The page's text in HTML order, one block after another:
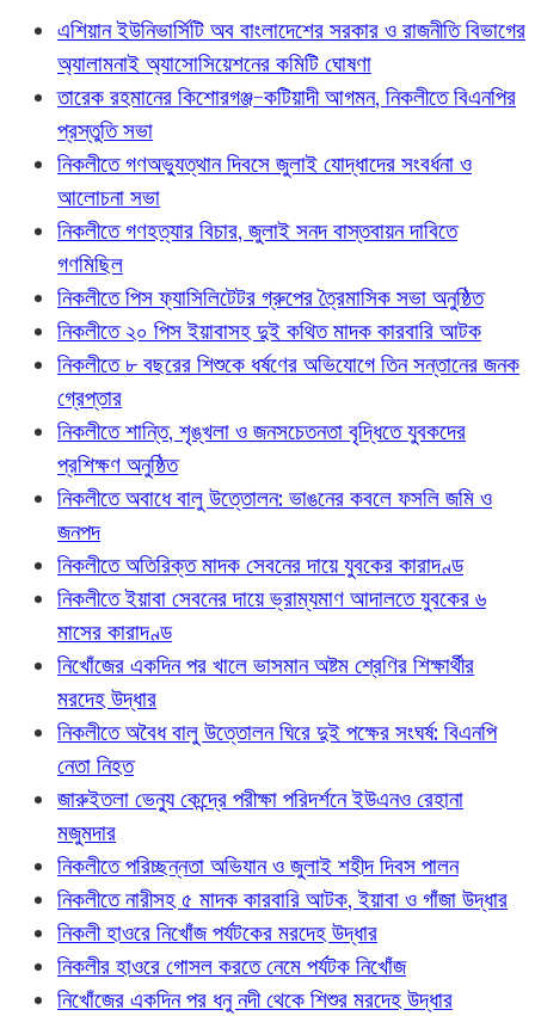
এশিয়ান ইউনিভার্সিটি অব বাংলাদেশের সরকার ও রাজনীতি বিভাগের
অ্যালামনাই অ্যাসোসিয়েশনের কমিটি ঘোষণা
তারেক রহমানের কিশোরগঞ্জ-কটিয়াদী আগমন, নিকলীতে বিএনপির
প্রস্তুতি সভা
নিকলীতে গণঅভ্যুত্থান দিবসে জুলাই যোদ্ধাদের সংবর্ধনা ও
আলোচনা সভা
নিকলীতে গণহত্যার বিচার, জুলাই সনদ বাস্তবায়ন দাবিতে
গণমিছিল
নিকলীতে পিস ফ্যাসিলিটেটর গ্রুপের ত্রৈমাসিক সভা অনুষ্ঠিত
নিকলীতে ২০ পিস ইয়াবাসহ দুই কথিত মাদক কারবারি আটক
নিকলীতে ৮ বছরের শিশুকে ধর্ষণের অভিযোগে তিন সন্তানের জনক
গ্রেপ্তার
নিকলীতে শান্তি, শৃঙ্খলা ও জনসচেতনতা বৃদ্ধিতে যুবকদের
প্রশিক্ষণ অনুষ্ঠিত
নিকলীতে অবাধে বালু উত্তোলন: ভাঙনের কবলে ফসলি জমি ও
জনপদ
নিকলীতে অতিরিক্ত মাদক সেবনের দায়ে যুবকের কারাদণ্ড
নিকলীতে ইয়াবা সেবনের দায়ে ভ্রাম্যমাণ আদালতে যুবকের ৬
মাসের কারাদণ্ড
নিখোঁজের একদিন পর খালে ভাসমান অষ্টম শ্রেণির শিক্ষার্থীর
মরদেহ উদ্ধার
নিকলীতে অবৈধ বালু উত্তোলন ঘিরে দুই পক্ষের সংঘর্ষ: বিএনপি
নেতা নিহত
জারুইতলা ভেন্যু কেন্দ্রে পরীক্ষা পরিদর্শনে ইউএনও রেহানা
মজুমদার
নিকলীতে পরিচ্ছন্নতা অভিযান ও জুলাই শহীদ দিবস পালন
নিকলীতে নারীসহ ৫ মাদক কারবারি আটক, ইয়াবা ও গাঁজা উদ্ধার
নিকলী হাওরে নিখোঁজ পর্যটকের মরদেহ উদ্ধার
নিকলীর হাওরে গোসল করতে নেমে পর্যটক নিখোঁজ
নিখোঁজের একদিন পর ধনু নদী থেকে শিশুর মরদেহ উদ্ধার